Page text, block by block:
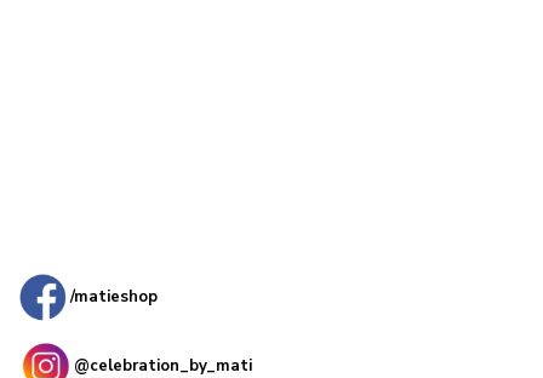
/matieshop
@celebration_by_mati